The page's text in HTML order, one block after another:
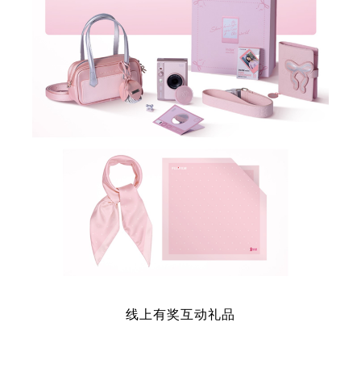
线上有奖互动礼品